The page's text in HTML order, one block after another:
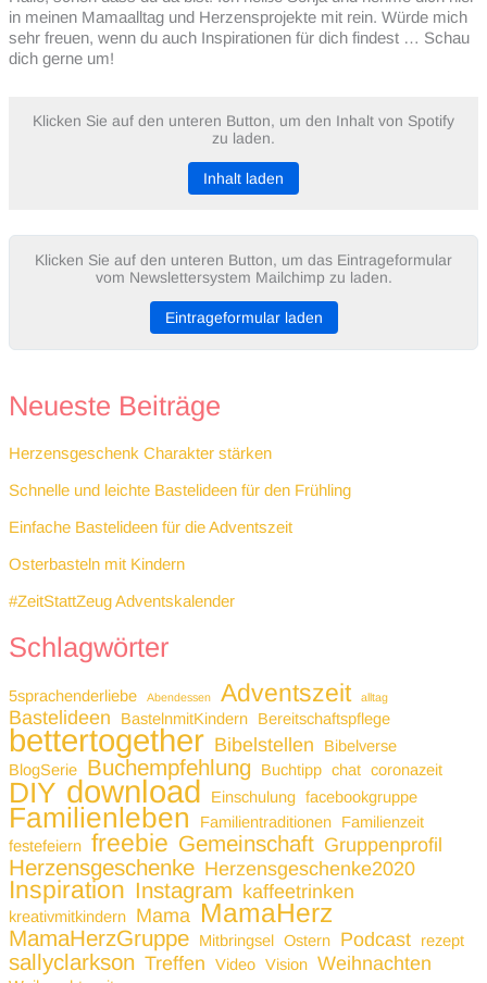
in meinen Mamaalltag und Herzensprojekte mit rein. Würde mich
sehr freuen, wenn du auch Inspirationen für dich findest … Schau
dich gerne um!
Klicken Sie auf den unteren Button, um den Inhalt von Spotify
zu laden.
Inhalt laden
Klicken Sie auf den unteren Button, um das Eintrageformular
vom Newslettersystem Mailchimp zu laden.
Eintrageformular laden
Neueste Beiträge
Herzensgeschenk Charakter stärken
Schnelle und leichte Bastelideen für den Frühling
Einfache Bastelideen für die Adventszeit
Osterbasteln mit Kindern
#ZeitStattZeug Adventskalender
Schlagwörter
5sprachenderliebe Abendessen Adventszeit alltag
Bastelideen BastelnmitKindern Bereitschaftspflege
bettertogether Bibelstellen
Bibelverse
BlogSerie
Buchempfehlung Buchtipp chat coronazeit
DIY download Einschulung facebookgruppe
Familienleben Familientraditionen
Familienzeit
festefeiern freebie Gemeinschaft Gruppenprofil
Herzensgeschenke Herzensgeschenke2020
Inspiration Instagram kaffeetrinken
kreativmitkindern Mama MamaHerz
MamaHerzGruppe Mitbringsel Ostern Podcast rezept
sallyclarkson Treffen Video Vision Weihnachten